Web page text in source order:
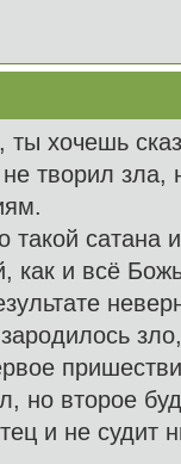
ты хочешь
творил
сатана
как и всё
пришествие
но второе
и не судит